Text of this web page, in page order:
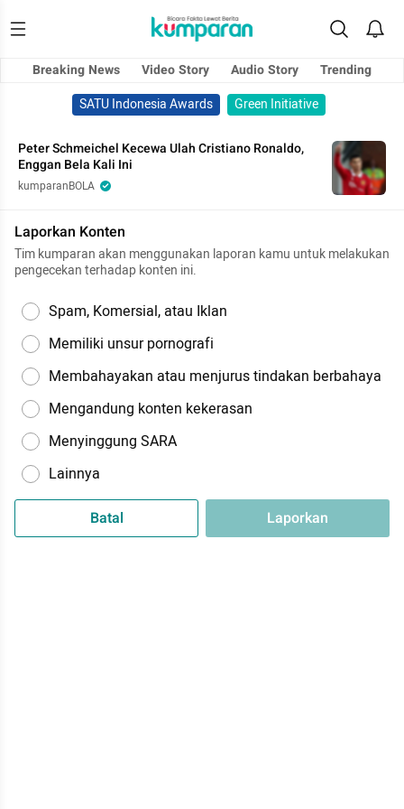
Breaking News Video Story Audio Story
Trending
SATU Indonesia Awards
Green Initiative
Peter Schmeichel Kecewa Ulah Cristiano Ronaldo,
Enggan Bela Kali Ini
kumparanBOLA
Laporkan Konten
Tim kumparan akan menggunakan laporan kamu untuk melakukan
pengecekan terhadap konten ini.
Spam, Komersial, atau Iklan
Memiliki unsur pornografi
Membahayakan atau menjurus tindakan berbahaya
Mengandung konten kekerasan
Menyinggung SARA
Lainnya
Batal Laporkan